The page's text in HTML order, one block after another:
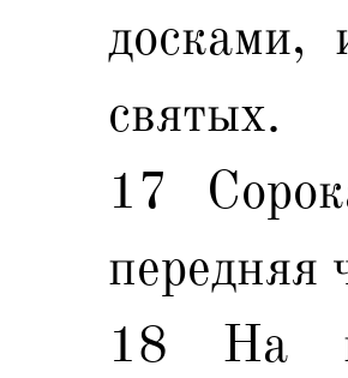
досками,
святых.
17
передняя
18 На